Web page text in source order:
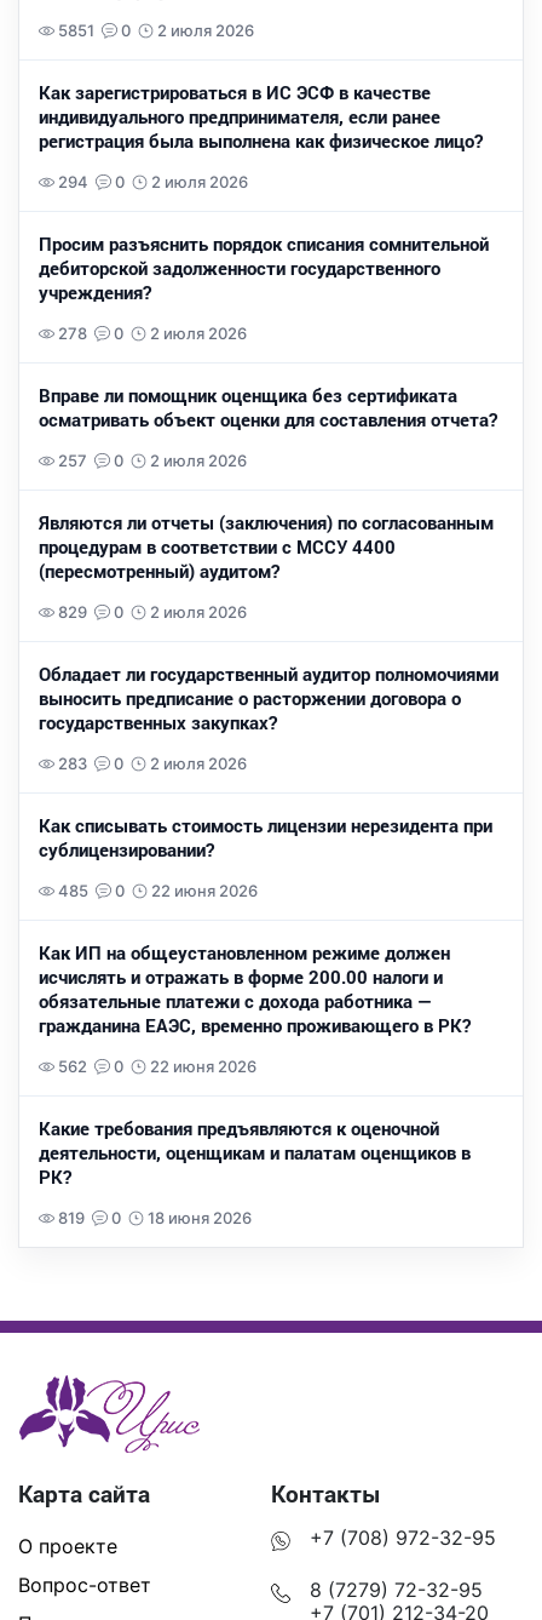
5851 0 2 июля 2026
Как зарегистрироваться в ИС ЭСФ в качестве
индивидуального предпринимателя, если ранее
регистрация была выполнена как физическое лицо?
294 0 2 июля 2026
Просим разъяснить порядок списания сомнительной
дебиторской задолженности государственного
учреждения?
278 0 2 июля 2026
Вправе ли помощник оценщика без сертификата
осматривать объект оценки для составления отчета?
257 0 2 июля 2026
Являются ли отчеты (заключения) по согласованным
процедурам в соответствии с МССУ 4400
(пересмотренный) аудитом?
829 0 2 июля 2026
Обладает ли государственный аудитор полномочиями
выносить предписание о расторжении договора о
государственных закупках?
283 0 2 июля 2026
Как списывать стоимость лицензии нерезидента при
сублицензировании?
485 0 22 июня 2026
Как ИП на общеустановленном режиме должен
исчислять и отражать в форме 200.00 налоги и
обязательные платежи с дохода работника —
гражданина ЕАЭС, временно проживающего в РК?
562 0 22 июня 2026
Какие требования предъявляются к оценочной
деятельности, оценщикам и палатам оценщиков в
РК?
819 0 18 июня 2026
Карта сайта
О проекте
Вопрос-ответ
Контакты
+7 (708) 972-32-95
8 (7279) 72-32-95
+7 (701) 212-34-20